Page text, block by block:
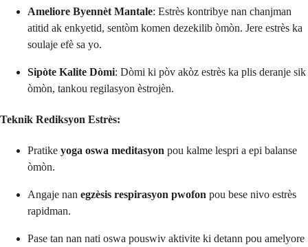
Ameliore Byennèt Mantale: Estrès kontribye nan chanjman
atitid ak enkyetid, sentòm komen dezekilib òmòn. Jere estrès ka
soulaje efè sa yo.
Sipòte Kalite Dòmi: Dòmi ki pòv akòz estrès ka plis deranje sik
òmòn, tankou regilasyon èstrojèn.
Teknik Rediksyon Estrès:
Pratike yoga oswa meditasyon pou kalme lespri a epi balanse
òmòn.
Angaje nan egzèsis respirasyon pwofon pou bese nivo estrès
rapidman.
Pase tan nan nati oswa pouswiv aktivite ki detann pou amelyore